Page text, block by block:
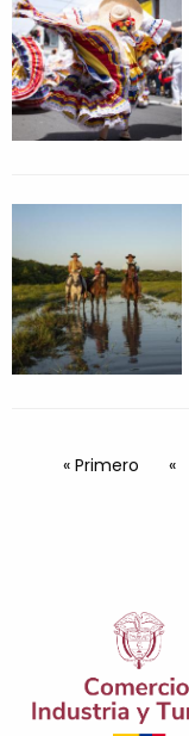
Paginación
Primera página
« Primero